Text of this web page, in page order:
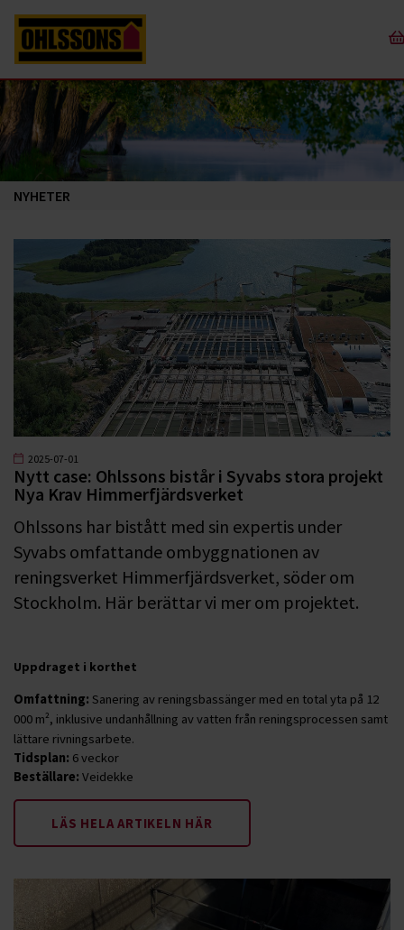
NYHETER
2025-07-01
Nytt case: Ohlssons bistår i Syvabs stora projekt
Nya Krav Himmerfjärdsverket
Ohlssons har bistått med sin expertis under
Syvabs omfattande ombyggnationen av
reningsverket Himmerfjärdsverket, söder om
Stockholm. Här berättar vi mer om projektet.
Uppdraget i korthet
Omfattning: Sanering av reningsbassänger med en total yta på 12
000 m², inklusive undanhållning av vatten från reningsprocessen samt
lättare rivningsarbete.
Tidsplan: 6 veckor
Beställare: Veidekke
LÄS HELA ARTIKELN HÄR